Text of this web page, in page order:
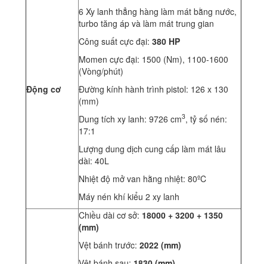
Động cơ
6 Xy lanh thẳng hàng làm mát bằng nước,
turbo tăng áp và làm mát trung gian
Công suất cực đại: 380 HP
Momen cực đại: 1500 (Nm), 1100-1600
(Vòng/phút)
Đường kính hành trình pistol: 126 x 130
(mm)
Dung tích xy lanh: 9726 cm3, tỷ số nén:
17:1
Lượng dung dịch cung cấp làm mát lâu
dài: 40L
Nhiệt độ mở van hằng nhiệt: 80ºC
Máy nén khí kiểu 2 xy lanh
Chiều dài cơ sở: 18000 + 3200 + 1350
(mm)
Vệt bánh trước: 2022 (mm)